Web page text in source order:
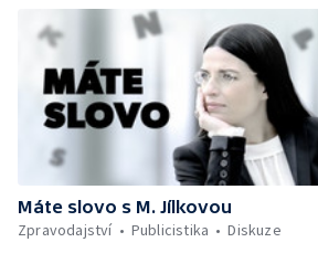
Máte slovo s M. Jílkovou
Zpravodajství
Publicistika Diskuze